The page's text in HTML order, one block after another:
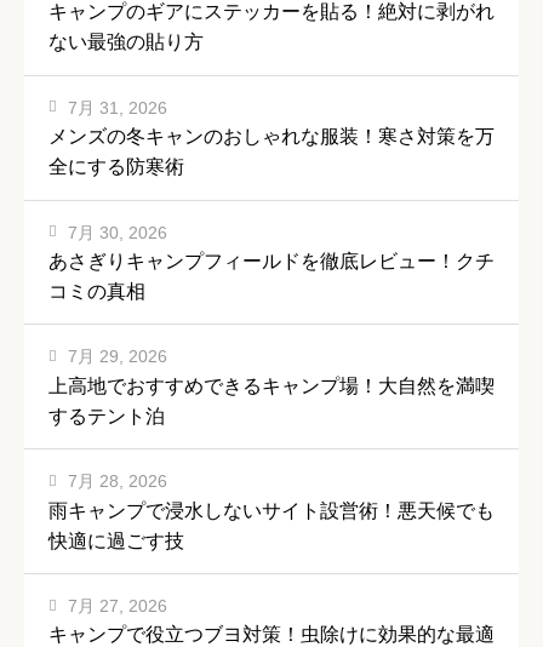
キャンプのギアにステッカーを貼る！絶対に剥がれ
ない最強の貼り方
メンズの冬キャンのおしゃれな服装！寒さ対策を万
全にする防寒術
7月 31, 2026
あさぎりキャンプフィールドを徹底レビュー！クチ
コミの真相
7月 30, 2026
上高地でおすすめできるキャンプ場！大自然を満喫
するテント泊
7月 29, 2026
雨キャンプで浸水しないサイト設営術！悪天候でも
快適に過ごす技
7月 28, 2026
キャンプで役立つブヨ対策！虫除けに効果的な最適
7月 27, 2026